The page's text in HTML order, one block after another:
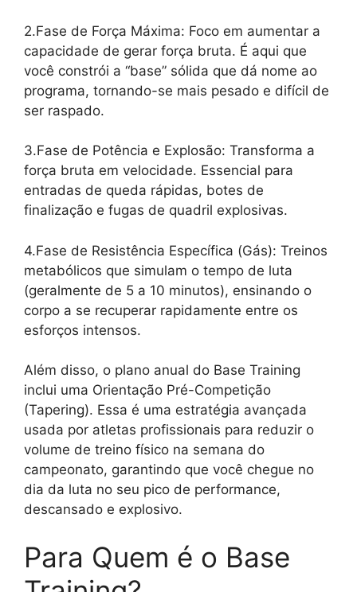
2.Fase de Força Máxima: Foco em aumentar a
capacidade de gerar força bruta. É aqui que
você constrói a “base” sólida que dá nome ao
programa, tornando-se mais pesado e difícil de
ser raspado.
3.Fase de Potência e Explosão: Transforma a
força bruta em velocidade. Essencial para
entradas de queda rápidas, botes de
finalização e fugas de quadril explosivas.
4.Fase de Resistência Específica (Gás): Treinos
metabólicos que simulam o tempo de luta
(geralmente de 5 a 10 minutos), ensinando o
corpo a se recuperar rapidamente entre os
esforços intensos.
Além disso, o plano anual do Base Training
inclui uma Orientação Pré-Competição
(Tapering). Essa é uma estratégia avançada
usada por atletas profissionais para reduzir o
volume de treino físico na semana do
campeonato, garantindo que você chegue no
dia da luta no seu pico de performance,
descansado e explosivo.
Para Quem é o Base